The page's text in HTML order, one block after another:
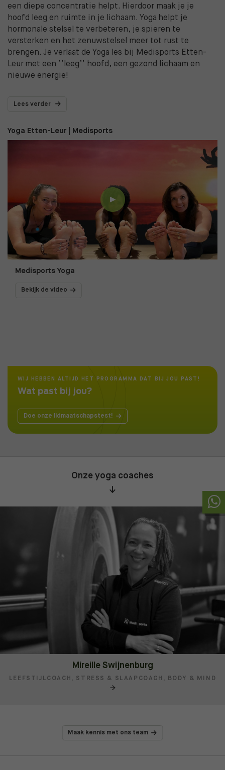
een diepe concentratie helpt. Hierdoor maak je je
hoofd leeg en ruimte in je lichaam. Yoga helpt je
hormonale stelsel te verbeteren, je spieren te
versterken en het zenuwstelsel meer tot rust te
brengen. Je verlaat de Yoga les bij Medisports Etten-
Leur met een ‘’leeg’’ hoofd, een gezond lichaam en
nieuwe energie!
Lees verder
Yoga Etten-Leur | Medisports
Medisports Yoga
Bekijk de video
WIJ HEBBEN ALTIJD HET PROGRAMMA DAT BIJ JOU PAST!
Wat past bij jou?
Doe onze lidmaatschapstest!
Onze yoga coaches
Mireille Swijnenburg
LEEFSTIJLCOACH, STRESS & SLAAPCOACH, BODY & MIND
Maak kennis met ons team